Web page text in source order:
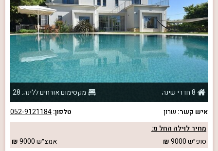
8 חדרי שינה
מקסימום אורחים ללינה: 28
איש קשר: שרון טלפון:052-9121184
מחיר לוילה החל מ:
סופ״ש9000 אמצ״ש9000